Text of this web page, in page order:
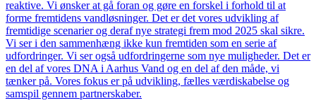
reaktive. Vi ønsker at gå foran og gøre en forskel i forhold til at
forme fremtidens vandløsninger. Det er det vores udvikling af
fremtidige scenarier og deraf nye strategi frem mod 2025 skal sikre.
Vi ser i den sammenhæng ikke kun fremtiden som en serie af
udfordringer. Vi ser også udfordringerne som nye muligheder. Det er
en del af vores DNA i Aarhus Vand og en del af den måde, vi
tænker på. Vores fokus er på udvikling, fælles værdiskabelse og
samspil gennem partnerskaber.